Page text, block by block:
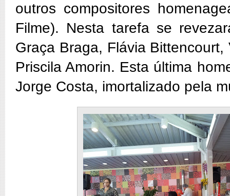
outros compositores
Filme). Nesta tarefa se
Graça Braga, Flávia
Priscila Amorin. Esta última
Jorge Costa, imortalizado pela